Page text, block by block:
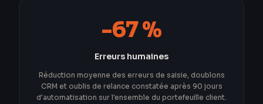
-67 %
Erreurs humaines
Réduction moyenne des erreurs de saisie, doublons
CRM et oublis de relance constatée après 90 jours
d'automatisation sur l'ensemble du portefeuille client.